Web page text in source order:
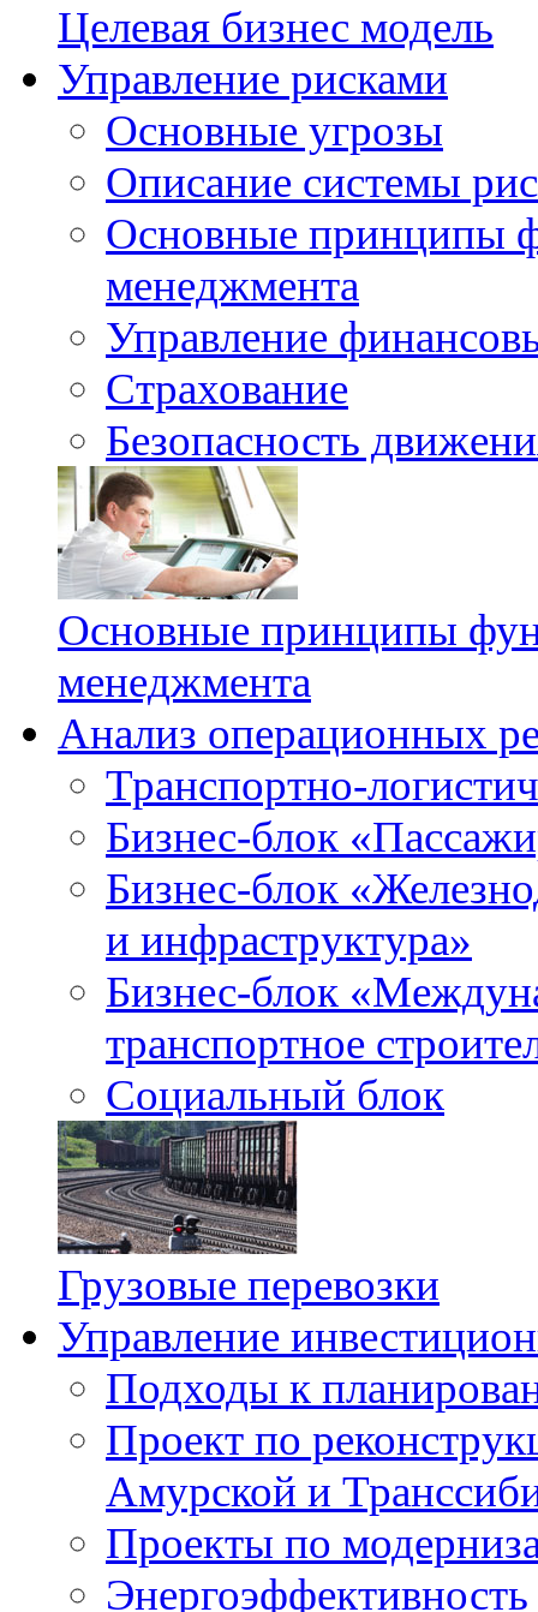
Целевая бизнес модель
Управление рисками
Основные угрозы
Описание системы
Основные принципы
менеджмента
Управление
Страхование
Безопасность
Основные принципы
менеджмента
Анализ операционных
Транспортно-
Бизнес-блок
Бизнес-блок
и инфраструктура»
Бизнес-блок
транспортное
Социальный блок
Грузовые перевозки
Управление
Подходы к
Проект по
Амурской и
Проекты по
Энергоэффективность